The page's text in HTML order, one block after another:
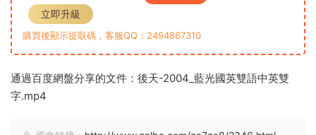
立即升級
購買後顯示提取碼，客服QQ：2494867310
通過百度網盤分享的文件：後天-2004_藍光國英雙語中英雙
字.mp4